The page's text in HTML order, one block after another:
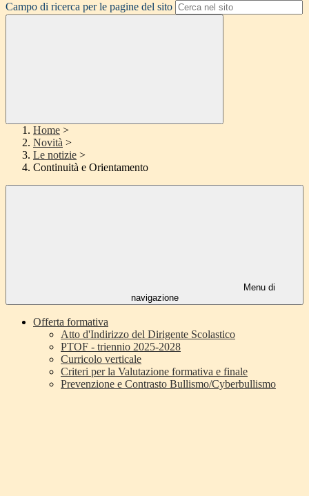
Campo di ricerca per le pagine del sito
Home >
Novità >
Le notizie >
Continuità e Orientamento
Menu di
navigazione
Offerta formativa
Atto d'Indirizzo del Dirigente Scolastico
PTOF - triennio 2025-2028
Curricolo verticale
Criteri per la Valutazione formativa e finale
Prevenzione e Contrasto Bullismo/Cyberbullismo